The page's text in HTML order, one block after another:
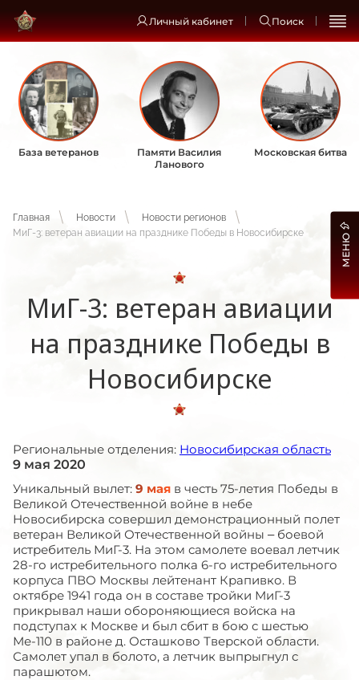
Личный кабинет Поиск
База ветеранов
Памяти Василия
Ланового
Московская битва
Главная Новости
Новости регионов
МиГ-3: ветеран авиации на празднике Победы в Новосибирске
МиГ-3: ветеран авиации
на празднике Победы в
Новосибирске
Региональные отделения: Новосибирская область
9 мая 2020
Уникальный вылет: 9 мая в честь 75-летия Победы в
Великой Отечественной войне в небе
Новосибирска совершил демонстрационный полет
ветеран Великой Отечественной войны – боевой
истребитель МиГ-3. На этом самолете воевал летчик
28-го истребительного полка 6-го истребительного
корпуса ПВО Москвы лейтенант Крапивко. В
октябре 1941 года он в составе тройки МиГ-3
прикрывал наши обороняющиеся войска на
подступах к Москве и был сбит в бою с шестью
Ме-110 в районе д. Осташково Тверской области.
Самолет упал в болото, а летчик выпрыгнул с
парашютом.
МЕНЮ